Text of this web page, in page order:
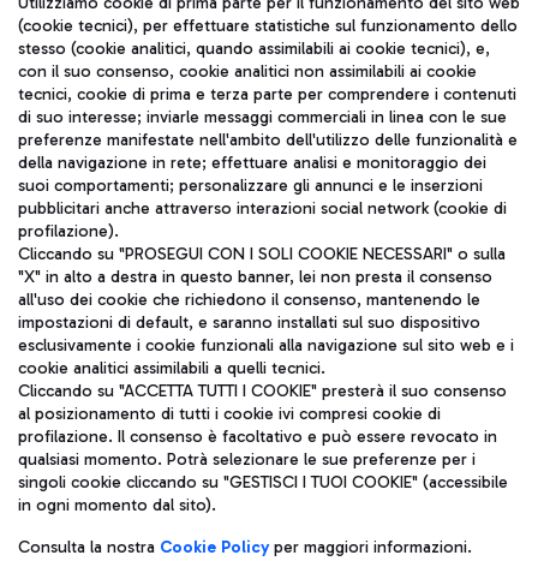
TRAVEL JOURNAL
ITA
Aeroporti di Roma S.p.A. - Società soggetta a direzione e
coordinamento di Mundys S.p.A.
Codice fiscale e Registro delle Imprese di Roma 13032990155 P.
IVA 06572251004
Capitale sociale 62.224.743,00 int. vers.
Sede legale: Via Pier Paolo Racchetti 1 - 00054 Fiumicino (RM)
telefono +39 06 65951
Privacy policy
Note legali
(cookie tecnici), per effettuare statistiche sul funzionamento dello
stesso (cookie analitici, quando assimilabili ai cookie tecnici), e,
con il suo consenso, cookie analitici non assimilabili ai cookie
tecnici, cookie di prima e terza parte per comprendere i contenuti
di suo interesse; inviarle messaggi commerciali in linea con le sue
preferenze manifestate nell'ambito dell'utilizzo delle funzionalità e
della navigazione in rete; effettuare analisi e monitoraggio dei
suoi comportamenti; personalizzare gli annunci e le inserzioni
pubblicitari anche attraverso interazioni social network (cookie di
profilazione).
Cliccando su "PROSEGUI CON I SOLI COOKIE NECESSARI" o sulla
"X" in alto a destra in questo banner, lei non presta il consenso
all'uso dei cookie che richiedono il consenso, mantenendo le
impostazioni di default, e saranno installati sul suo dispositivo
esclusivamente i cookie funzionali alla navigazione sul sito web e i
cookie analitici assimilabili a quelli tecnici.
Cliccando su "ACCETTA TUTTI I COOKIE" presterà il suo consenso
al posizionamento di tutti i cookie ivi compresi cookie di
profilazione. Il consenso è facoltativo e può essere revocato in
qualsiasi momento. Potrà selezionare le sue preferenze per i
singoli cookie cliccando su "GESTISCI I TUOI COOKIE" (accessibile
in ogni momento dal sito).
Consulta la nostra Cookie Policyper maggiori informazioni.